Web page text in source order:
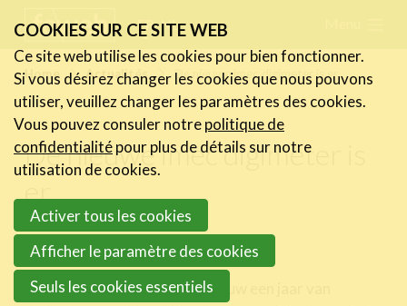
links
Jump
to
navigation
Jump
main
content
FR NL
Home Actualités De nieuwe imec digimeter is er
De nieuwe imec digimeter is
er
14 mars 2025
2024 was in Vlaanderen opnieuw een jaar van
Actualités
Les nouvelles du secteur
Les FeWeb Vidéos
Les Cases des membres
Activités
Cases Gallery
COOKIES SUR CE SITE WEB
Ce site web utilise les cookies pour bien fonctionner.
Si vous désirez changer les cookies que nous pouvons
utiliser, veuillez changer les paramètres des cookies.
Vous pouvez consuler notrepolitique de
confidentialitépour plus de détails sur notre
utilisation de cookies.
Activer tous les cookies
Afficher le paramètre des cookies
Seuls les cookies essentiels